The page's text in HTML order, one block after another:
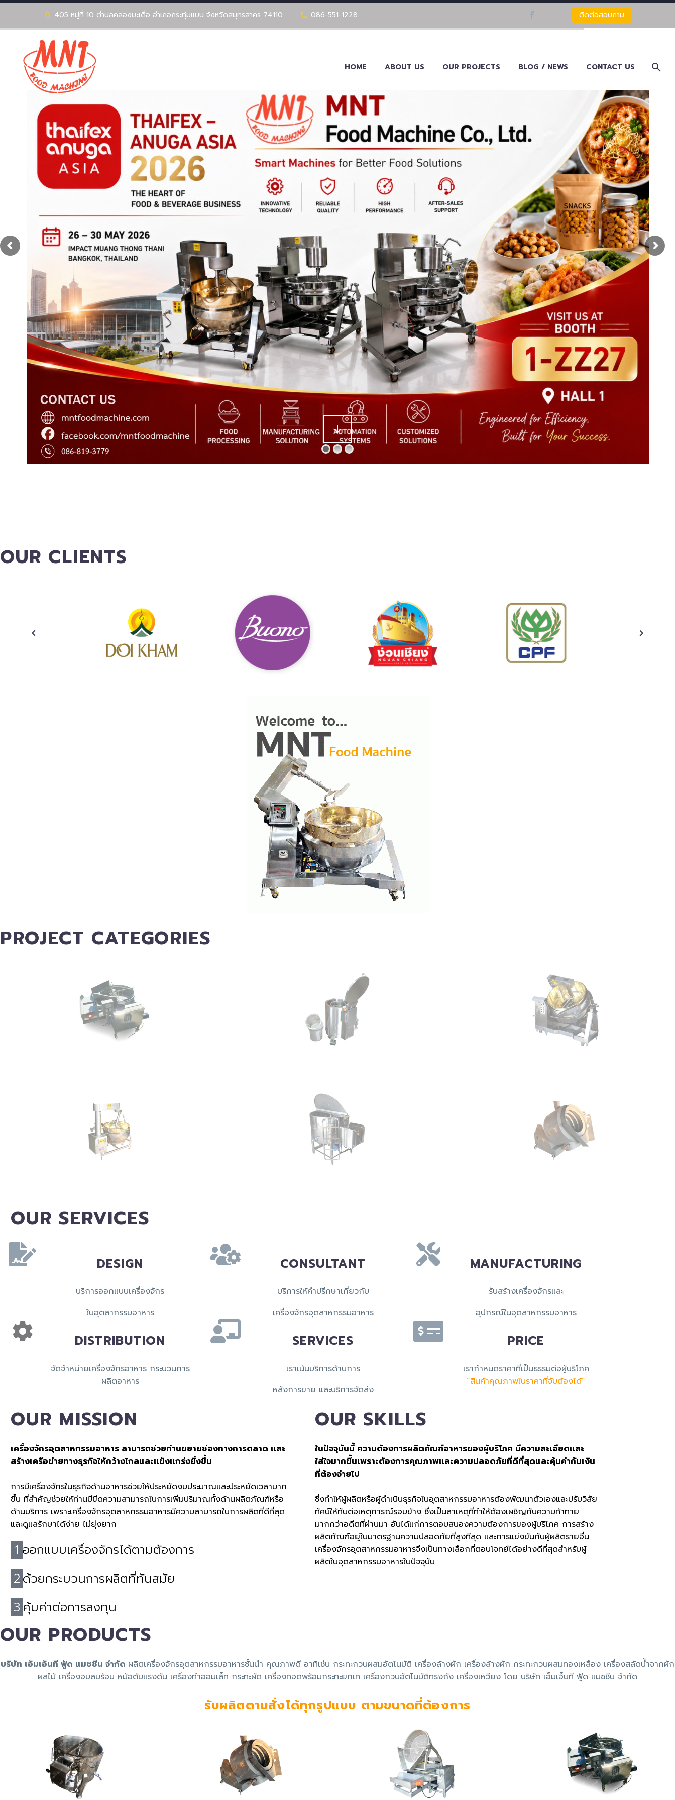
405 หมู่ที่ 10 ตำบลคลองมะเดื่อ อำเภอกระทุ่มแบน จังหวัดสมุทรสาคร 74110 086-551-1228 ติดต่อสอบถาม
HOME ABOUT US OUR PROJECTS BLOG / NEWS CONTACT US
OUR CLIENTS
PROJECT CATEGORIES
OUR SERVICES
DESIGN
บริการออกแบบเครื่องจักร
ในอุตสากรรมอาหาร
CONSULTANT
บริการให้คำปรึกษาเกี่ยวกับ
เครื่องจักรอุตสาหกรรมอาหาร
MANUFACTURING
รับสร้างเครื่องจักรและ
อุปกรณ์ในอุตสาหกรรมอาหาร
DISTRIBUTION
จัดจำหน่ายเครื่องจักรอาหาร กระบวนการ
ผลิตอาหาร
SERVICES
เราเน้นบริการด้านการ
หลังการขาย และบริการจัดส่ง
PRICE
เรากำหนดราคาที่เป็นธรรมต่อผู้บริโภค
“สินค้าคุณภาพในราคาที่จับต้องได้”
OUR MISSION
เครื่องจักรอุตสาหกรรมอาหาร สามารถช่วยท่านขยายช่องทางการตลาด และ
สร้างเครือข่ายทางธุรกิจให้กว้างไกลและแข็งแกร่งยิ่งขึ้น
การมีเครื่องจักรในธุรกิจด้านอาหารช่วยให้ประหยัดงบประมาณและประหยัดเวลามาก
ขึ้น ที่สำคัญช่วยให้ท่านมีขีดความสามารถในการเพิ่มปริมาณทั้งด้านผลิตภัณฑ์หรือ
ด้านบริการ เพราะเครื่องจักรอุตสาหกรรมอาหารมีความสามารถในการผลิตที่ดีที่สุด
และดูแลรักษาได้ง่าย ไม่ยุ่งยาก
1 ออกแบบเครื่องจักรได้ตามต้องการ
2ด้วยกระบวนการผลิตที่ทันสมัย
3 คุ้มค่าต่อการลงทุน
OUR SKILLS
ในปัจจุบันนี้ ความต้องการผลิตภัณฑ์อาหารของผู้บริโภค มีความละเอียดและ
ใส่ใจมากขึ้นเพราะต้องการคุณภาพและความปลอดภัยที่ดีที่สุดและคุ้มค่ากับเงิน
ที่ต้องจ่ายไป
ซึ่งทำให้ผู้ผลิตหรือผู้ดำเนินธุรกิจในอุตสาหกรรมอาหารต้องพัฒนาตัวเองและปรับวิสัย
ทัศน์ให้ทันต่อเหตุการณ์รอบข้าง ซึ่งเป็นสาเหตุที่ทำให้ต้องเผชิญกับความท้าทาย
มากกว่าอดีตที่ผ่านมา อันได้แก่การตอบสนองความต้องการของผู้บริโภค การสร้าง
ผลิตภัณฑ์อยู่ในมาตรฐานความปลอดภัยที่สูงทีสุด และการแข่งขันกับผู้ผลิตรายอื่น
เครื่องจักรอุตสาหกรรมอาหารจึงเป็นทางเลือกที่ตอบโจทย์ได้อย่างดีที่สุดสำหรับผู้
ผลิตในอุตสาหกรรมอาหารในปัจจุบัน
OUR PRODUCTS
บริษัท เอ็มเอ็นที ฟู้ด แมชชีน จำกัด ผลิตเครื่องจักรอุตสาหกรรมอาหารชั้นนำ คุณภาพดี อาทิเช่น กระทะกวนผสมอัตโนมัติ เครื่องล้างผัก เครื่องล้างผัก กระทะกวนผสมทองเหลือง เครื่องสลัดน้ำจากผัก
ผลไม้ เครื่องอบลมร้อน หม้อต้มแรงดัน เครื่องทำออมเล็ท กระทะผัด เครื่องทอดพร้อมกระทะยกเท เครื่องกวนอัตโนมัติทรงถัง เครื่องเหวียง โดย บริษัท เอ็มเอ็นที ฟู้ด แมชชีน จำกัด
รับผลิตตามสั่งได้ทุกรูปแบบ ตามขนาดที่ต้องการ